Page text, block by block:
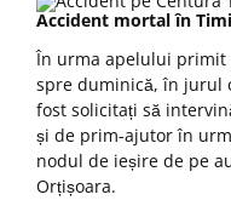
Accident mortal în
În urma apelului primit
spre duminică, în jurul
fost solicitați să
și de prim-ajutor în
nodul de ieșire de pe
Orțișoara.